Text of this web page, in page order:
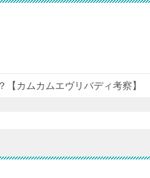
カムカムエヴリバディ考察】